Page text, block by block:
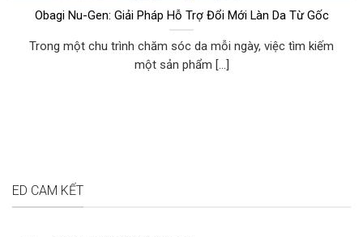
Obagi Nu-Gen: Giải Pháp Hỗ Trợ Đổi Mới Làn Da Từ Gốc
Trong một chu trình chăm sóc da mỗi ngày, việc tìm kiếm
một sản phẩm [...]
ED CAM KẾT